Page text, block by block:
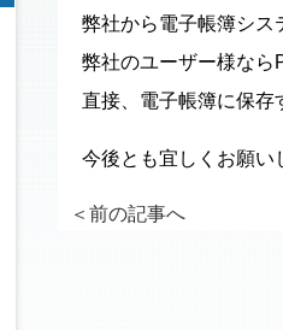
弊社から電子帳簿シス
弊社のユーザー様なら
直接、電子帳簿に保存
今後とも宜しくお願い
＜前の記事へ